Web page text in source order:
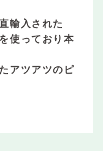
輸入された
使っており本
アツアツのピ